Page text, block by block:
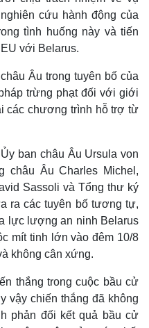
cứu hành động của
tình huống này và tiến
với Belarus.
Âu trong tuyên bố của
trừng phạt đối với giới
các chương trình hỗ trợ từ
ban châu Âu Ursula von
châu Âu Charles Michel,
Sassoli và Tổng thư ký
ra các tuyên bố tương tự,
lực lượng an ninh Belarus
mít tinh lớn vào đêm 10/8
không cân xứng.
thắng trong cuộc bầu cử
vậy chiến thắng đã không
phản đối kết quả bầu cử